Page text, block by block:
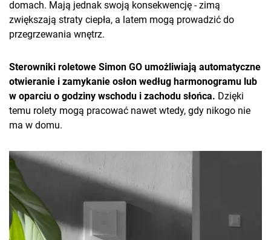
domach. Mają jednak swoją konsekwencję - zimą
zwiększają straty ciepła, a latem mogą prowadzić do
przegrzewania wnętrz.
Sterowniki roletowe Simon GO umożliwiają automatyczne
otwieranie i zamykanie osłon według harmonogramu lub
w oparciu o godziny wschodu i zachodu słońca. Dzięki
temu rolety mogą pracować nawet wtedy, gdy nikogo nie
ma w domu.